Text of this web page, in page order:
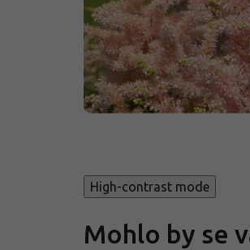
High-contrast mode
Mohlo by se